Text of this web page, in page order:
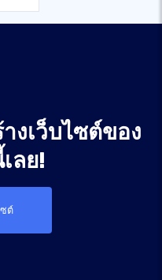
งเว็บไซต์ของ
ลย!
ซต์